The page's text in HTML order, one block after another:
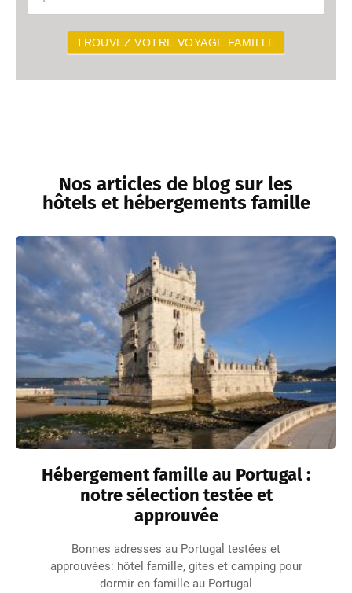
TROUVEZ VOTRE VOYAGE FAMILLE
Nos articles de blog sur les
hôtels et hébergements famille
Hébergement famille au Portugal :
notre sélection testée et
approuvée
Bonnes adresses au Portugal testées et
approuvées: hôtel famille, gites et camping pour
dormir en famille au Portugal